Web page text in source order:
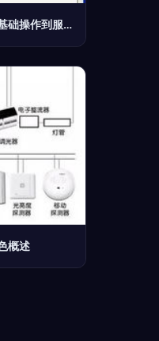
联想服务器与电脑系统时间调整详解 从基础操作到服务设置
概述